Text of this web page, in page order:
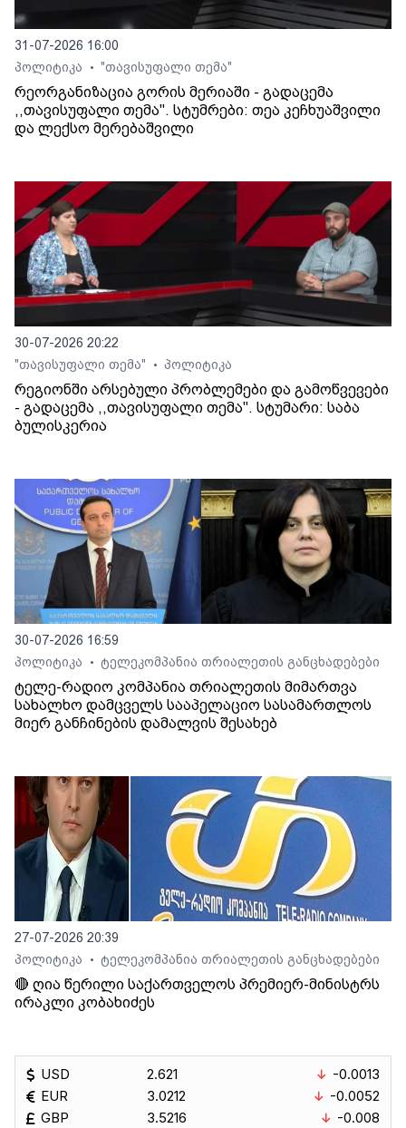
31-07-2026 16:00
პოლიტიკა
• "თავისუფალი თემა"
რეორგანიზაცია გორის მერიაში - გადაცემა
,,თავისუფალი თემა". სტუმრები: თეა კეჩხუაშვილი
და ლექსო მერებაშვილი
30-07-2026 20:22
"თავისუფალი თემა"
• პოლიტიკა
რეგიონში არსებული პრობლემები და გამოწვევები
- გადაცემა ,,თავისუფალი თემა". სტუმარი: საბა
ბულისკერია
30-07-2026 16:59
პოლიტიკა
• ტელეკომპანია თრიალეთის განცხადებები
ტელე-რადიო კომპანია თრიალეთის მიმართვა
სახალხო დამცველს სააპელაციო სასამართლოს
მიერ განჩინების დამალვის შესახებ
27-07-2026 20:39
პოლიტიკა
• ტელეკომპანია თრიალეთის განცხადებები
🔴 ღია წერილი საქართველოს პრემიერ-მინისტრს
ირაკლი კობახიძეს
USD
EUR
GBP
2.621
3.0212
3.5216
-0.0013
-0.0052
-0.008